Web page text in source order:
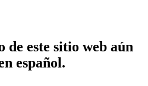
de este sitio web aún
español.